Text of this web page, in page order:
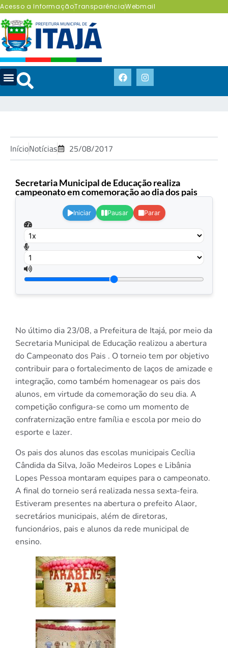
Acesso a InformaçãoTransparênciaWebmail
InícioNotícias 25/08/2017
Secretaria Municipal de Educação realiza
campeonato em comemoração ao dia dos pais
Iniciar Pausar Parar
No último dia 23/08, a Prefeitura de Itajá, por meio da
Secretaria Municipal de Educação realizou a abertura
do Campeonato dos Pais . O torneio tem por objetivo
contribuir para o fortalecimento de laços de amizade e
integração, como também homenagear os pais dos
alunos, em virtude da comemoração do seu dia. A
competição configura-se como um momento de
confraternização entre família e escola por meio do
esporte e lazer.
Os pais dos alunos das escolas municipais Cecília
Cândida da Silva, João Medeiros Lopes e Libânia
Lopes Pessoa montaram equipes para o campeonato.
A final do torneio será realizada nessa sexta-feira.
Estiveram presentes na abertura o prefeito Alaor,
secretários municipais, além de diretoras,
funcionários, pais e alunos da rede municipal de
ensino.